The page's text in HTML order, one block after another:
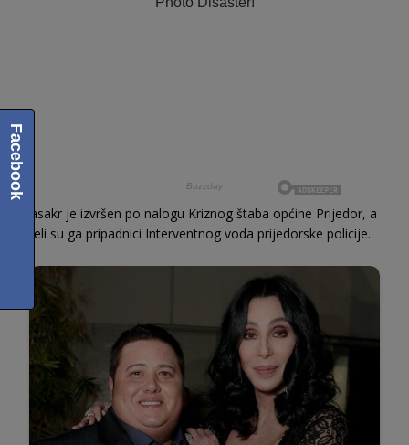
Masakr je izvršen po nalogu Kriznog štaba općine Prijedor, a
izveli su ga pripadnici Interventnog voda prijedorske policije.
Facebook